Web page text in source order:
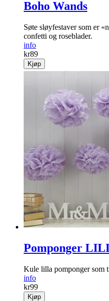
Boho Wands
Søte sløyfestaver som er
confetti og roseblader.
info
kr89
Kjøp
Pomponger
Kule lilla pomponger som
info
kr99
Kjøp